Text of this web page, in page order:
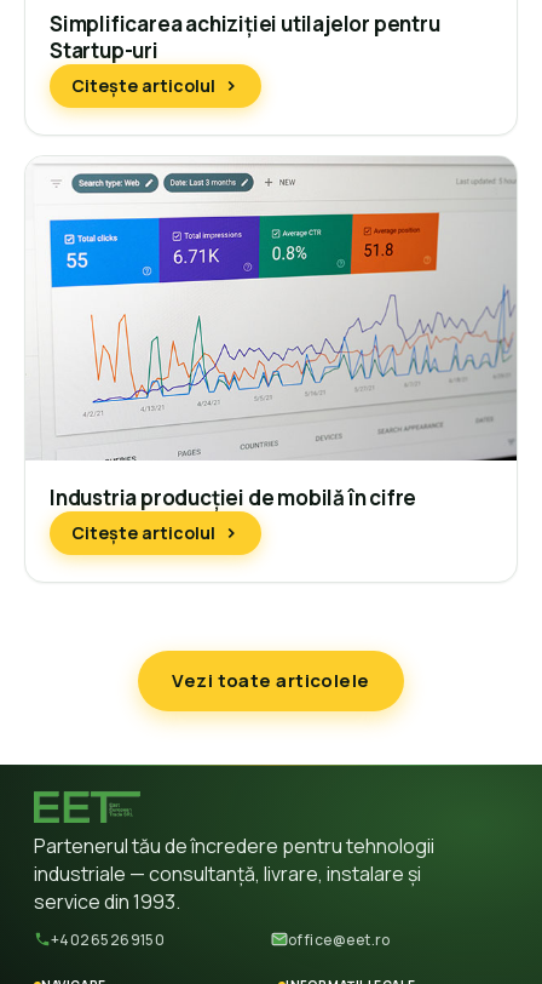
Simplificarea achiziției utilajelor pentru
Startup-uri
Citește articolul
Industria producției de mobilă în cifre
Citește articolul
Vezi toate articolele
Partenerul tău de încredere pentru tehnologii
industriale — consultanță, livrare, instalare și
service din 1993.
+40265269150 office@eet.ro